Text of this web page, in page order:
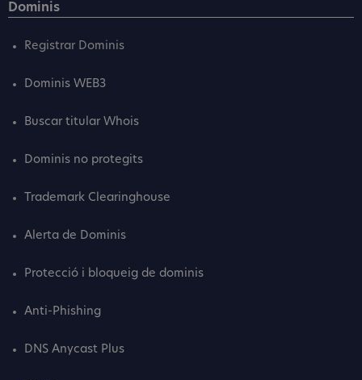
Dominis
Registrar Dominis
Dominis WEB3
Buscar titular Whois
Dominis no protegits
Trademark Clearinghouse
Alerta de Dominis
Protecció i bloqueig de dominis
Anti-Phishing
DNS Anycast Plus